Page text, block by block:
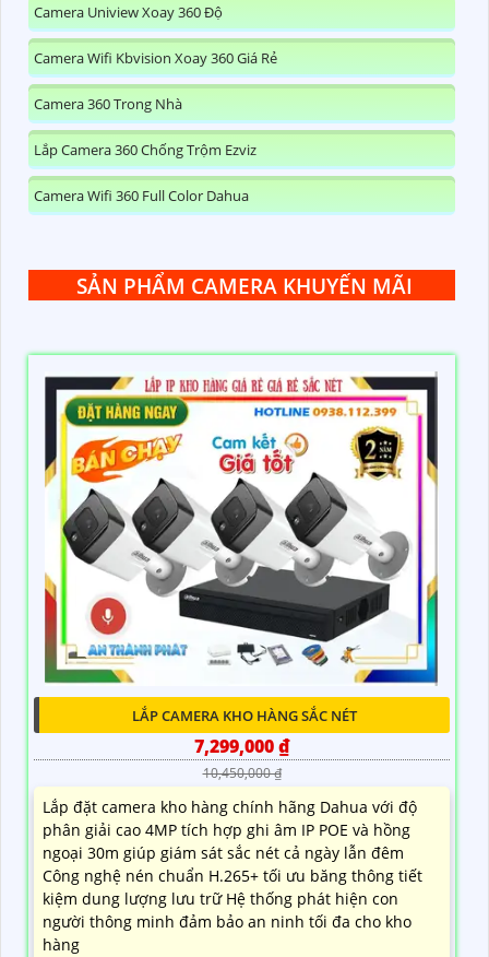
Camera Uniview Xoay 360 Độ
Camera Wifi Kbvision Xoay 360 Giá Rẻ
Camera 360 Trong Nhà
Lắp Camera 360 Chống Trộm Ezviz
Camera Wifi 360 Full Color Dahua
SẢN PHẨM CAMERA KHUYẾN MÃI
LẮP CAMERA KHO HÀNG SẮC NÉT
7,299,000 ₫
10,450,000 ₫
Lắp đặt camera kho hàng chính hãng Dahua với độ
phân giải cao 4MP tích hợp ghi âm IP POE và hồng
ngoại 30m giúp giám sát sắc nét cả ngày lẫn đêm
Công nghệ nén chuẩn H.265+ tối ưu băng thông tiết
kiệm dung lượng lưu trữ Hệ thống phát hiện con
người thông minh đảm bảo an ninh tối đa cho kho
hàng